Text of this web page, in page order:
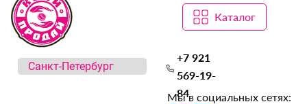
Каталог
+7 921
569-19-
84
Мы в социальных сетях: